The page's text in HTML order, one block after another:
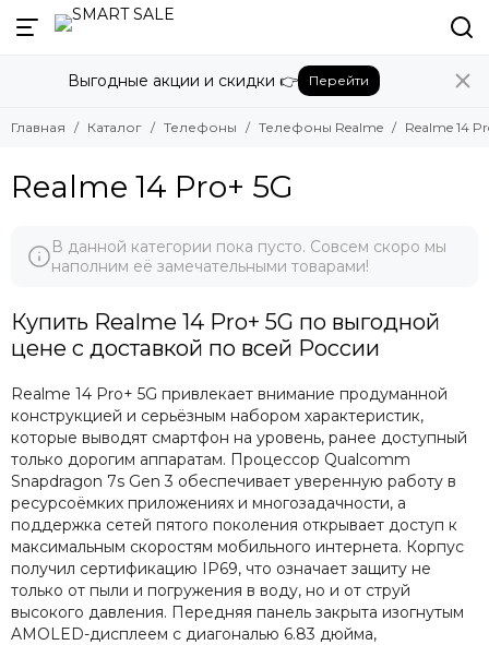
Назад
Телефоны
Телефоны Apple
Телефоны Honor
Телефоны OnePlus
Телефоны Oppo
Телефоны Poco
Телефоны Realme
Назад
Телефоны Realme
Realme C71
Realme 14 Pro
Realme Note 60
Realme 13+
Realme 13 Pro+
Realme 13 Pro
Realme GT6T
Realme 12 Pro+
Realme 12 Pro
Телефоны Tecno
Телефоны Xiaomi
Выгодные акции и скидки 👉 Перейти
Главная Каталог Телефоны Телефоны Realme Realme 14
Realme 14 Pro+ 5G
В данной категории пока пусто. Совсем скоро мы
наполним её замечательными товарами!
Купить Realme 14 Pro+ 5G по выгодной
цене с доставкой по всей России
Realme 14 Pro+ 5G привлекает внимание продуманной
конструкцией и серьёзным набором характеристик,
которые выводят смартфон на уровень, ранее доступный
только дорогим аппаратам. Процессор Qualcomm
Snapdragon 7s Gen 3 обеспечивает уверенную работу в
ресурсоёмких приложениях и многозадачности, а
поддержка сетей пятого поколения открывает доступ к
максимальным скоростям мобильного интернета. Корпус
получил сертификацию IP69, что означает защиту не
только от пыли и погружения в воду, но и от струй
высокого давления. Передняя панель закрыта изогнутым
AMOLED-дисплеем с диагональю 6.83 дюйма,